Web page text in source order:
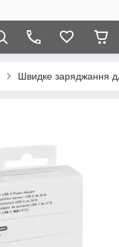
Швидке заряджання